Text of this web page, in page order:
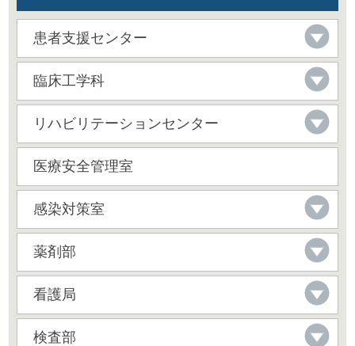
患者支援センター
臨床工学科
リハビリテーションセンター
医療安全管理室
感染対策室
薬剤部
看護局
検査部